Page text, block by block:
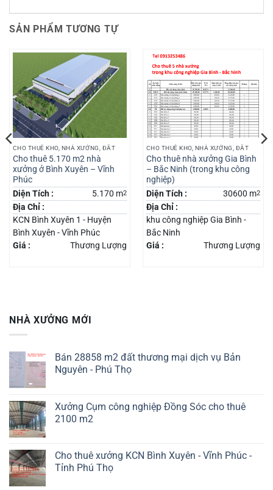
SẢN PHẨM TƯƠNG TỰ
CHO THUÊ KHO, NHÀ XƯỞNG, ĐẤT
Cho thuê 5.170 m2 nhà
xưởng ở Bình Xuyên – Vĩnh
Phúc
Diện Tích :
5.170 m2
Địa Chỉ :
KCN Bình Xuyên 1 - Huyện
Bình Xuyên - Vĩnh Phúc
Giá :
Thương Lượng
CHO THUÊ KHO, NHÀ XƯỞNG, ĐẤT
Cho thuê nhà xưởng Gia Bình
– Bắc Ninh (trong khu công
nghiệp)
Diện Tích :
30600 m2
Địa Chỉ :
khu công nghiệp Gia Bình -
Bắc Ninh
Giá :
Thương Lượng
NHÀ XƯỞNG MỚI
Bán 28858 m2 đất thương mại dịch vụ Bản
Nguyên - Phú Thọ
Xưởng Cụm công nghiệp Đồng Sóc cho thuê
2100 m2
Cho thuê xưởng KCN Bình Xuyên - Vĩnh Phúc -
Tỉnh Phú Thọ